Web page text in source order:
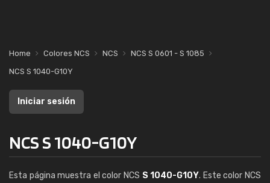
Home Colores NCS NCS
NCS S 0601 - S 1085
NCS S 1040-G10Y
Iniciar sesión
NCS S 1040-G10Y
Esta página muestra el color NCS S 1040-G10Y. Este color NCS